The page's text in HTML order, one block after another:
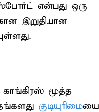
என்பது ஒரு
இறுதியான
காங்கிரஸ் மூத்த
குடியுரிமையை